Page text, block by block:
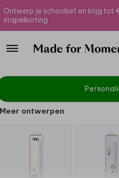
Ontwerp je schoolset en krijg tot
stapelkorting
Meer ontwerpen